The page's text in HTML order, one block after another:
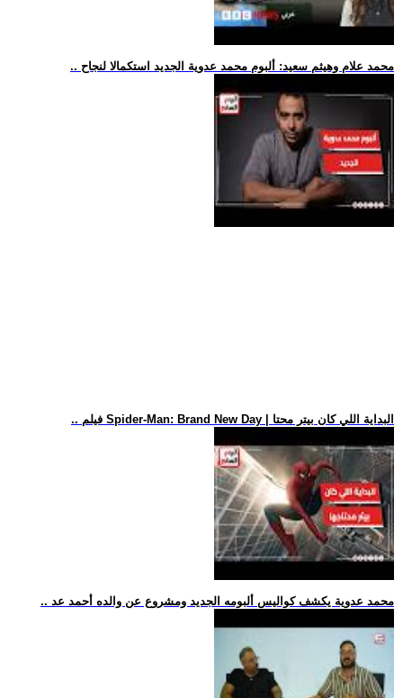
.. محمد علام وهيثم سعيد: ألبوم محمد عدوية الجديد استكمالا لنجاح
.. فيلم Spider-Man: Brand New Day | البداية اللي كان بيتر محتا
.. محمد عدوية يكشف كواليس ألبومه الجديد ومشروع عن والده أحمد عد